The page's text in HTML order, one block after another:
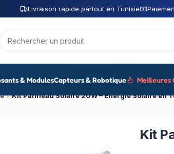
Livraison rapide partout en Tunisie
& ModulesCapteurs & Robotique Meilleures
Kit Panneau Solaire 20W – Énergie Solaire en
Kit